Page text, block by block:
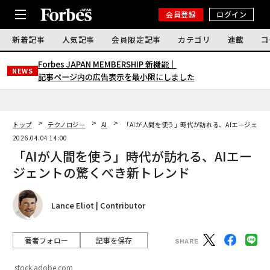
会員登録 ログイン
新着記事 人気記事 会員限定記事 カテゴリ 連載
NEWS
Forbes JAPAN MEMBERSHIP 新機能｜
記事ページ内の広告表示を最小限にしました
トップ テクノロジー AI
「AIが人間を使う」時代が訪れる、AIエージェン
2026.04.04 14:00
「AIが人間を使う」時代が訪れる、AIエー
ジェントの驚くべき新トレンド
Lance Eliot | Contributor
著者フォロー 記事を保存
stock.adobe.com